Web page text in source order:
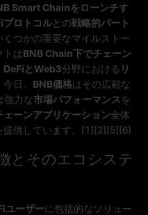
Smart Chainをローンチす
ロトコルとの戦略的パート
くつかの重要なマイルストー
トはBNB Chain下でチェーン
DeFiとWeb3分野における リ
日、 BNB価格はその広範な
強力な市場パフォーマンス を
ェーンアプリケーション全体
提供しています。[1][2][5][6]
とそのエコシステ
ユーザーに包括的なソリュー